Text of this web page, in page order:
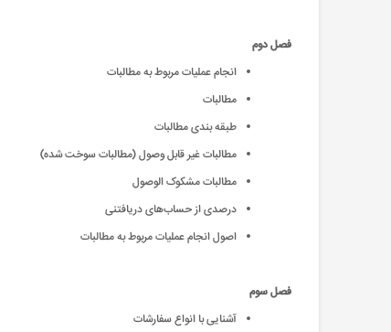
فصل دوم
انجام عملیات مربوط به مطالبات
مطالبات
طبقه بندی مطالبات
مطالبات غیر قابل وصول (مطالبات سوخت شده)
مطالبات مشکوک الوصول
درصدی از حساب‌های دریافتنی
اصول انجام عملیات مربوط به مطالبات
فصل سوم
آشنایی با انواع سفارشات